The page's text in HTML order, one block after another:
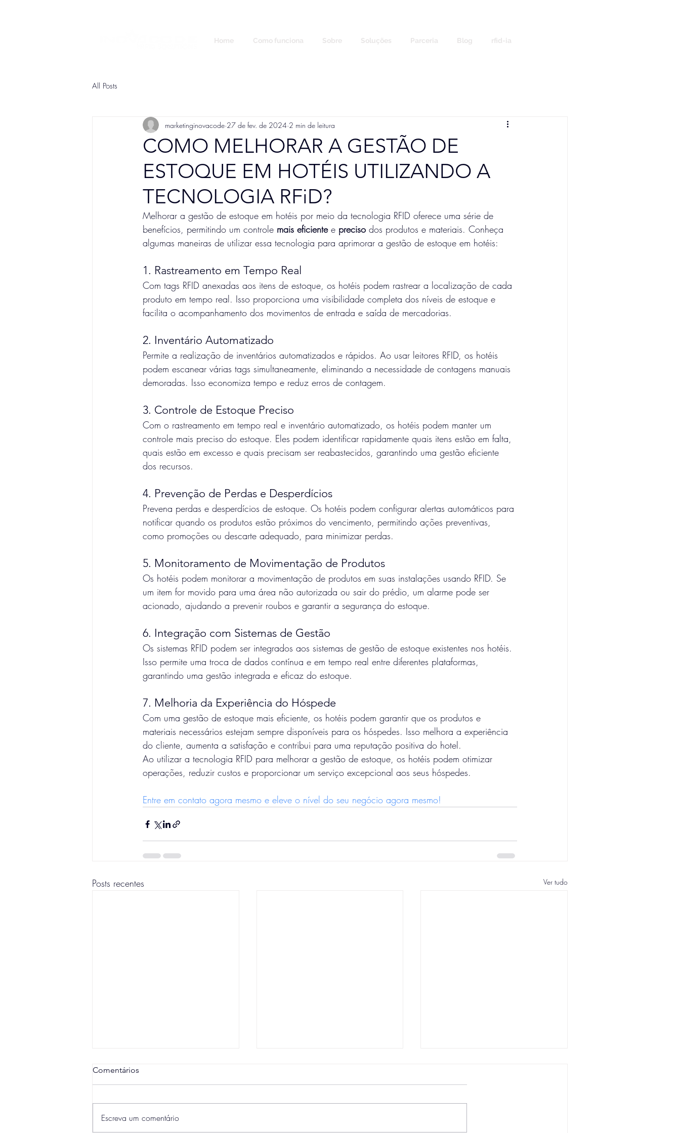
Home Como funciona Sobre Soluções Parceria Blog rfid-ia
All Posts
COMO MELHORAR A GESTÃO DE
ESTOQUE EM HOTÉIS UTILIZANDO A
TECNOLOGIA RFiD?
marketinginovacode 27 de fev. de 2024 2 min de leitura
Melhorar a gestão de estoque em hotéis por meio da tecnologia RFID oferece uma série de
benefícios, permitindo um controle mais eficiente e preciso dos produtos e materiais. Conheça
algumas maneiras de utilizar essa tecnologia para aprimorar a gestão de estoque em hotéis:
1. Rastreamento em Tempo Real
Com tags RFID anexadas aos itens de estoque, os hotéis podem rastrear a localização de cada
produto em tempo real. Isso proporciona uma visibilidade completa dos níveis de estoque e
facilita o acompanhamento dos movimentos de entrada e saída de mercadorias.
2. Inventário Automatizado
Permite a realização de inventários automatizados e rápidos. Ao usar leitores RFID, os hotéis
podem escanear várias tags simultaneamente, eliminando a necessidade de contagens manuais
demoradas. Isso economiza tempo e reduz erros de contagem.
3. Controle de Estoque Preciso
Com o rastreamento em tempo real e inventário automatizado, os hotéis podem manter um
controle mais preciso do estoque. Eles podem identificar rapidamente quais itens estão em falta,
quais estão em excesso e quais precisam ser reabastecidos, garantindo uma gestão eficiente
dos recursos.
4. Prevenção de Perdas e Desperdícios
Prevena perdas e desperdícios de estoque. Os hotéis podem configurar alertas automáticos para
notificar quando os produtos estão próximos do vencimento, permitindo ações preventivas,
como promoções ou descarte adequado, para minimizar perdas.
5. Monitoramento de Movimentação de Produtos
Os hotéis podem monitorar a movimentação de produtos em suas instalações usando RFID. Se
um item for movido para uma área não autorizada ou sair do prédio, um alarme pode ser
acionado, ajudando a prevenir roubos e garantir a segurança do estoque.
6. Integração com Sistemas de Gestão
Os sistemas RFID podem ser integrados aos sistemas de gestão de estoque existentes nos hotéis.
Isso permite uma troca de dados contínua e em tempo real entre diferentes plataformas,
garantindo uma gestão integrada e eficaz do estoque.
7. Melhoria da Experiência do Hóspede
Com uma gestão de estoque mais eficiente, os hotéis podem garantir que os produtos e
materiais necessários estejam sempre disponíveis para os hóspedes. Isso melhora a experiência
do cliente, aumenta a satisfação e contribui para uma reputação positiva do hotel.
Ao utilizar a tecnologia RFID para melhorar a gestão de estoque, os hotéis podem otimizar
operações, reduzir custos e proporcionar um serviço excepcional aos seus hóspedes.
Entre em contato agora mesmo e eleve o nível do seu negócio agora mesmo!
Posts recentes Ver tudo
Comentários
Escreva um comentário